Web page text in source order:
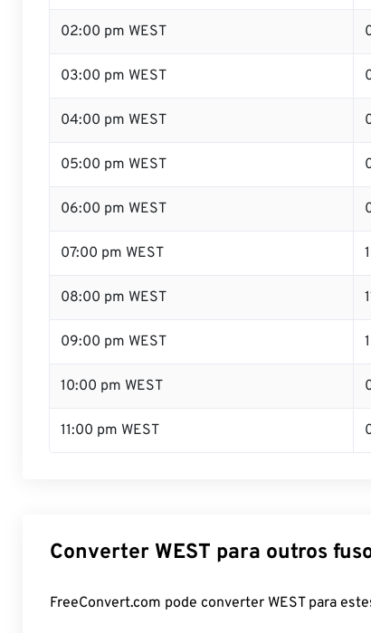
02:00 pm WEST
03:00 pm WEST
04:00 pm WEST
05:00 pm WEST
06:00 pm WEST
07:00 pm WEST
08:00 pm WEST
09:00 pm WEST
10:00 pm WEST
11:00 pm WEST
Converter WEST para outros
FreeConvert.com pode converter WEST para